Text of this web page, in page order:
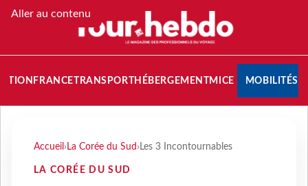
Aller au contenu
FRANCETRANSPORT HÉBERGEMENTMICE MOBILITÉS
Accueil › La Corée du Sud › Les 3 Incontournables
LA CORÉE DU SUD